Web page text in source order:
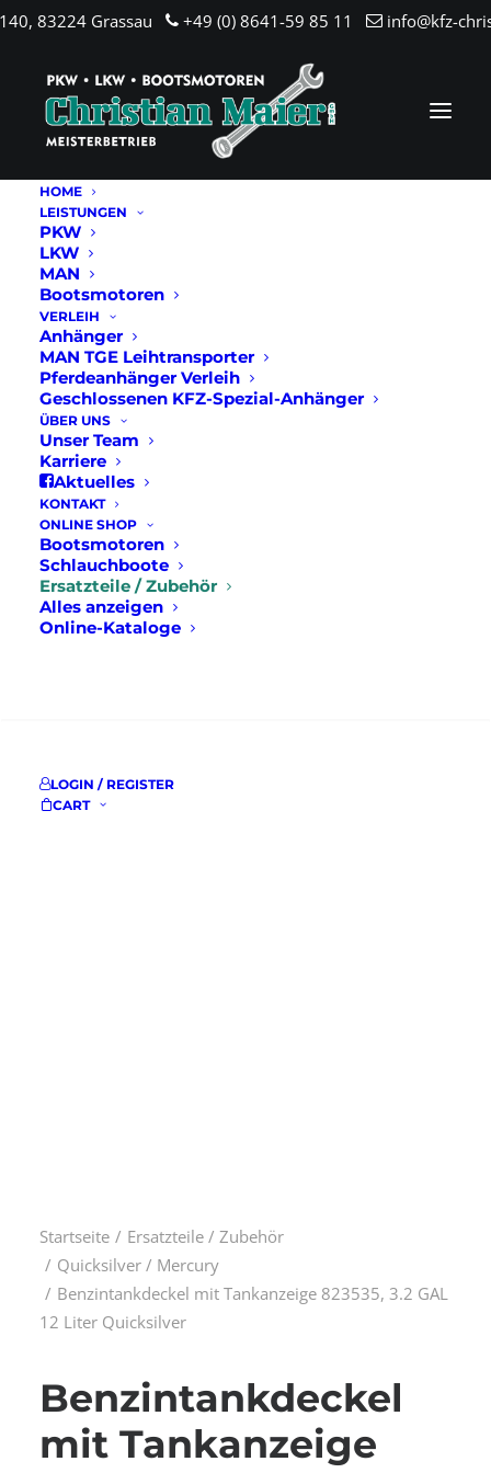
83224 Grassau +49 (0) 8641-59 85 11 info@kfz-
HOME
LEISTUNGEN
PKW
LKW
MAN
Bootsmotoren
VERLEIH
Anhänger
MAN TGE Leihtransporter
Pferdeanhänger Verleih
Geschlossenen KFZ-Spezial-Anhänger
ÜBER UNS
Unser Team
Karriere
Aktuelles
KONTAKT
ONLINE SHOP
Bootsmotoren
Schlauchboote
Ersatzteile / Zubehör
Alles anzeigen
Online-Kataloge
LOGIN / REGISTER
CART
Startseite
Ersatzteile / Zubehör
Quicksilver / Mercury
Benzintankdeckel mit Tankanzeige 823535, 3.2 GAL
12 Liter Quicksilver
Benzintankdeckel
mit Tankanzeige